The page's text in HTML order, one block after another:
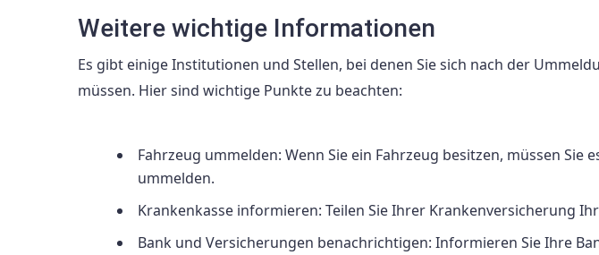
Weitere wichtige Informationen
Es gibt einige Institutionen und Stellen, bei denen Sie sich nach der
müssen. Hier sind wichtige Punkte zu beachten:
Fahrzeug ummelden: Wenn Sie ein Fahrzeug besitzen, müssen Sie
ummelden.
Krankenkasse informieren: Teilen Sie Ihrer Krankenversicherung
Bank und Versicherungen benachrichtigen: Informieren Sie Ihre